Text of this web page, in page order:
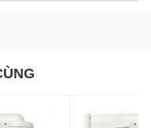
Giá tốt nhất – Sản phẩm chính